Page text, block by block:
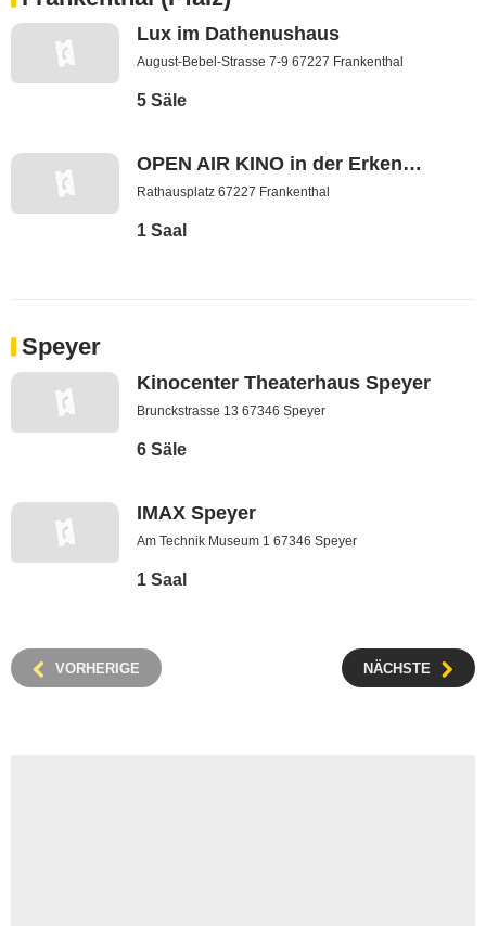
Lux im Dathenushaus
August-Bebel-Strasse 7-9 67227 Frankenthal
5 Säle
OPEN AIR KINO in der Erkenbert Ruine
Rathausplatz 67227 Frankenthal
1 Saal
Speyer
Kinocenter Theaterhaus Speyer
Brunckstrasse 13 67346 Speyer
6 Säle
IMAX Speyer
Am Technik Museum 1 67346 Speyer
1 Saal
VORHERIGE NÄCHSTE